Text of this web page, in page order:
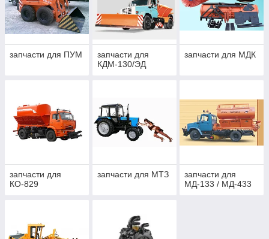
запчасти для ПУМ
запчасти для
КДМ-130/ЭД
запчасти для МДК
запчасти для
КО-829
запчасти для МТЗ
запчасти для
МД-133 / МД-433